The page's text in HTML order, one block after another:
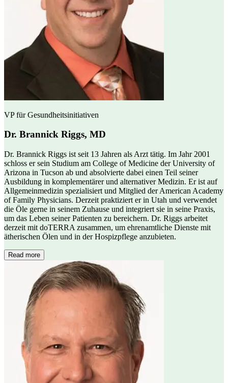
VP für Gesundheitsinitiativen
Dr. Brannick Riggs, MD
Dr. Brannick Riggs ist seit 13 Jahren als Arzt tätig. Im Jahr 2001
schloss er sein Studium am College of Medicine der University of
Arizona in Tucson ab und absolvierte dabei einen Teil seiner
Ausbildung in komplementärer und alternativer Medizin. Er ist auf
Allgemeinmedizin spezialisiert und Mitglied der American Academy
of Family Physicians. Derzeit praktiziert er in Utah und verwendet
die Öle gerne in seinem Zuhause und integriert sie in seine Praxis,
um das Leben seiner Patienten zu bereichern. Dr. Riggs arbeitet
derzeit mit doTERRA zusammen, um ehrenamtliche Dienste mit
ätherischen Ölen und in der Hospizpflege anzubieten.
Read more